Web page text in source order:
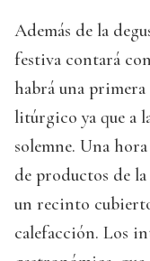
Además de la
festiva contará
habrá una
litúrgico ya que a
solemne. Una
de productos de
un recinto
calefacción. Los